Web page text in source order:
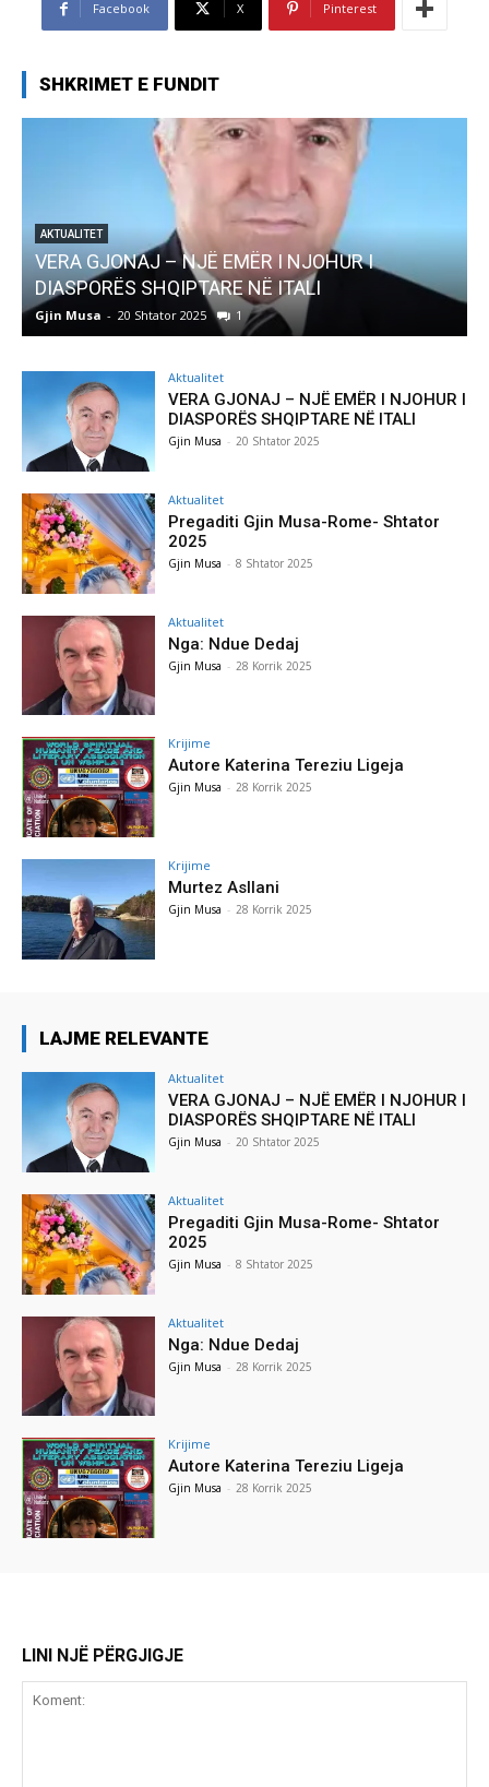
Facebook X Pinterest
SHKRIMET E FUNDIT
AKTUALITET
VERA GJONAJ – NJË EMËR I NJOHUR I
DIASPORËS SHQIPTARE NË ITALI
Gjin Musa - 20 Shtator 2025 1
Aktualitet
VERA GJONAJ – NJË EMËR I NJOHUR I
DIASPORËS SHQIPTARE NË ITALI
Gjin Musa - 20 Shtator 2025
Aktualitet
Pregaditi Gjin Musa-Rome- Shtator
2025
Gjin Musa - 8 Shtator 2025
Aktualitet
Nga: Ndue Dedaj
Gjin Musa - 28 Korrik 2025
Krijime
Autore Katerina Tereziu Ligeja
Gjin Musa - 28 Korrik 2025
Krijime
Murtez Asllani
Gjin Musa - 28 Korrik 2025
LAJME RELEVANTE
Aktualitet
VERA GJONAJ – NJË EMËR I NJOHUR I
DIASPORËS SHQIPTARE NË ITALI
Gjin Musa - 20 Shtator 2025
Aktualitet
Pregaditi Gjin Musa-Rome- Shtator
2025
Gjin Musa - 8 Shtator 2025
Aktualitet
Nga: Ndue Dedaj
Gjin Musa - 28 Korrik 2025
Krijime
Autore Katerina Tereziu Ligeja
Gjin Musa - 28 Korrik 2025
LINI NJË PËRGJIGJE